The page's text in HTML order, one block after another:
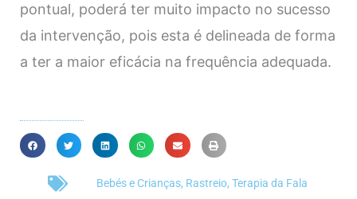
pontual, poderá ter muito impacto no sucesso
da intervenção, pois esta é delineada de forma
a ter a maior eficácia na frequência adequada.
Bebés e Crianças, Rastreio, Terapia da Fala